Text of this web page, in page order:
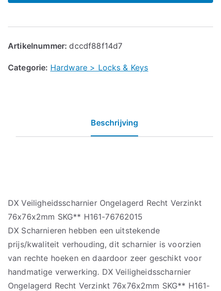
Artikelnummer:dccdf88f14d7
Categorie: Hardware > Locks & Keys
Beschrijving
DX Veiligheidsscharnier Ongelagerd Recht Verzinkt
76x76x2mm SKG** H161-76762015
DX Scharnieren hebben een uitstekende
prijs/kwaliteit verhouding, dit scharnier is voorzien
van rechte hoeken en daardoor zeer geschikt voor
handmatige verwerking. DX Veiligheidsscharnier
Ongelagerd Recht Verzinkt 76x76x2mm SKG** H161-